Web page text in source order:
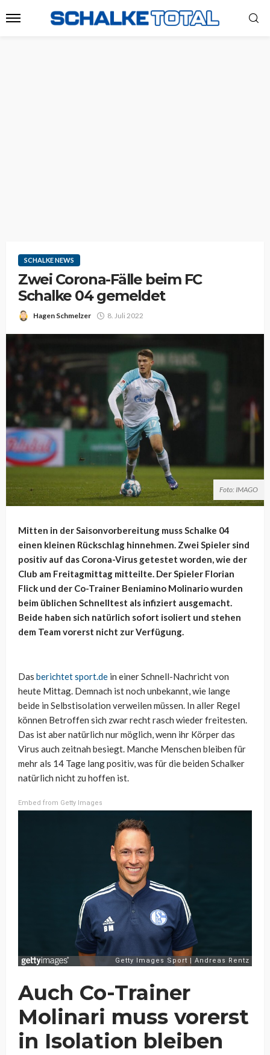
SCHALKE NEWS
Zwei Corona-Fälle beim FC
Schalke 04 gemeldet
Hagen Schmelzer 8. Juli 2022
Foto: IMAGO
Mitten in der Saisonvorbereitung muss Schalke 04
einen kleinen Rückschlag hinnehmen. Zwei Spieler sind
positiv auf das Corona-Virus getestet worden, wie der
Club am Freitagmittag mitteilte. Der Spieler Florian
Flick und der Co-Trainer Beniamino Molinario wurden
beim üblichen Schnelltest als infiziert ausgemacht.
Beide haben sich natürlich sofort isoliert und stehen
dem Team vorerst nicht zur Verfügung.
Das berichtet sport.de in einer Schnell-Nachricht von
heute Mittag. Demnach ist noch unbekannt, wie lange
beide in Selbstisolation verweilen müssen. In aller Regel
können Betroffen sich zwar recht rasch wieder freitesten.
Das ist aber natürlich nur möglich, wenn ihr Körper das
Virus auch zeitnah besiegt. Manche Menschen bleiben für
mehr als 14 Tage lang positiv, was für die beiden Schalker
natürlich nicht zu hoffen ist.
Embed from Getty Images
Auch Co-Trainer
Molinari muss vorerst
in Isolation bleiben